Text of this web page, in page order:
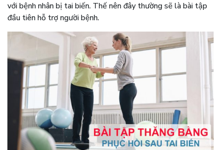
với bệnh nhân bị tai biến. Thế nên đây thường sẽ là bài tập
đầu tiên hỗ trợ người bệnh.